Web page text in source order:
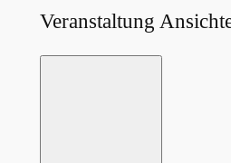
Veranstaltung